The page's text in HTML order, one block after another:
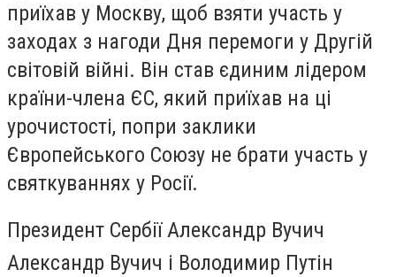
приїхав у Москву, щоб взяти участь у
заходах з нагоди Дня перемоги у Другій
світовій війні. Він став єдиним лідером
країни-члена ЄС, який приїхав на ці
урочистості, попри заклики
Європейського Союзу не брати участь у
святкуваннях у Росії.
Президент Сербії Александр Вучич
Александр Вучич і Володимир Путін